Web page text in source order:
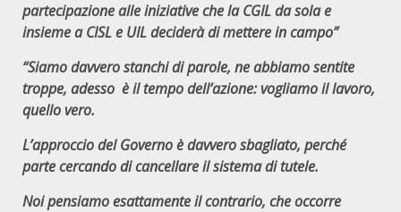
partecipazione alle iniziative che la CGIL da sola e
insieme a CISL e UIL deciderà di mettere in campo”
“Siamo davvero stanchi di parole, ne abbiamo sentite
troppe, adesso è il tempo dell’azione: vogliamo il lavoro,
quello vero.
L’approccio del Governo è davvero sbagliato, perché
parte cercando di cancellare il sistema di tutele.
Noi pensiamo esattamente il contrario, che occorre